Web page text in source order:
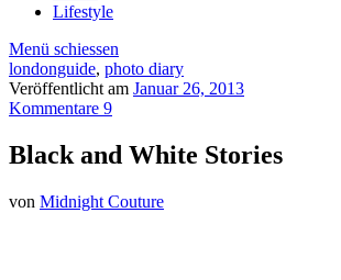
Lifestyle
Menü schiessen
londonguide, photo diary
Veröffentlicht am Januar 26, 2013
Kommentare 9
Black and White Stories
von Midnight Couture